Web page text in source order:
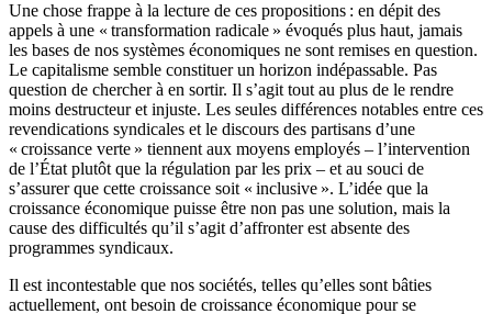
Une chose frappe à la lecture de ces propositions : en dépit des
appels à une « transformation radicale » évoqués plus haut, jamais
les bases de nos systèmes économiques ne sont remises en question.
Le capitalisme semble constituer un horizon indépassable. Pas
question de chercher à en sortir. Il s’agit tout au plus de le rendre
moins destructeur et injuste. Les seules différences notables entre ces
revendications syndicales et le discours des partisans d’une
« croissance verte » tiennent aux moyens employés – l’intervention
de l’État plutôt que la régulation par les prix – et au souci de
s’assurer que cette croissance soit « inclusive ». L’idée que la
croissance économique puisse être non pas une solution, mais la
cause des difficultés qu’il s’agit d’affronter est absente des
programmes syndicaux.
Il est incontestable que nos sociétés, telles qu’elles sont bâties
actuellement, ont besoin de croissance économique pour se